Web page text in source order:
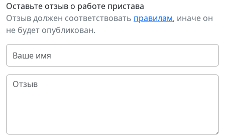
Оставьте отзыв о работе пристава
Отзыв должен соответствовать правилам, иначе он
не будет опубликован.